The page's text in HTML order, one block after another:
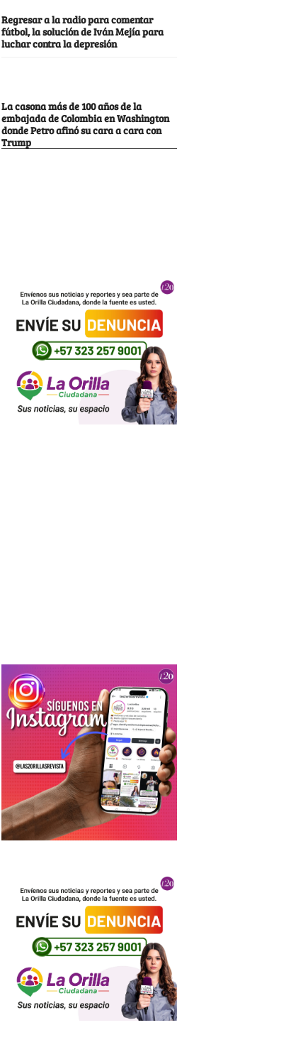
Regresar a la radio para comentar
fútbol, la solución de Iván Mejía para
luchar contra la depresión
La casona más de 100 años de la
embajada de Colombia en Washington
donde Petro afinó su cara a cara con
Trump